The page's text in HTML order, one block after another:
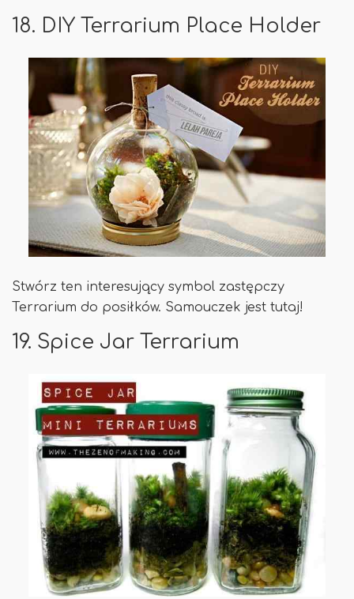
18. DIY Terrarium Place Holder
Stwórz ten interesujący symbol zastępczy
Terrarium do posiłków. Samouczek jest tutaj!
19. Spice Jar Terrarium